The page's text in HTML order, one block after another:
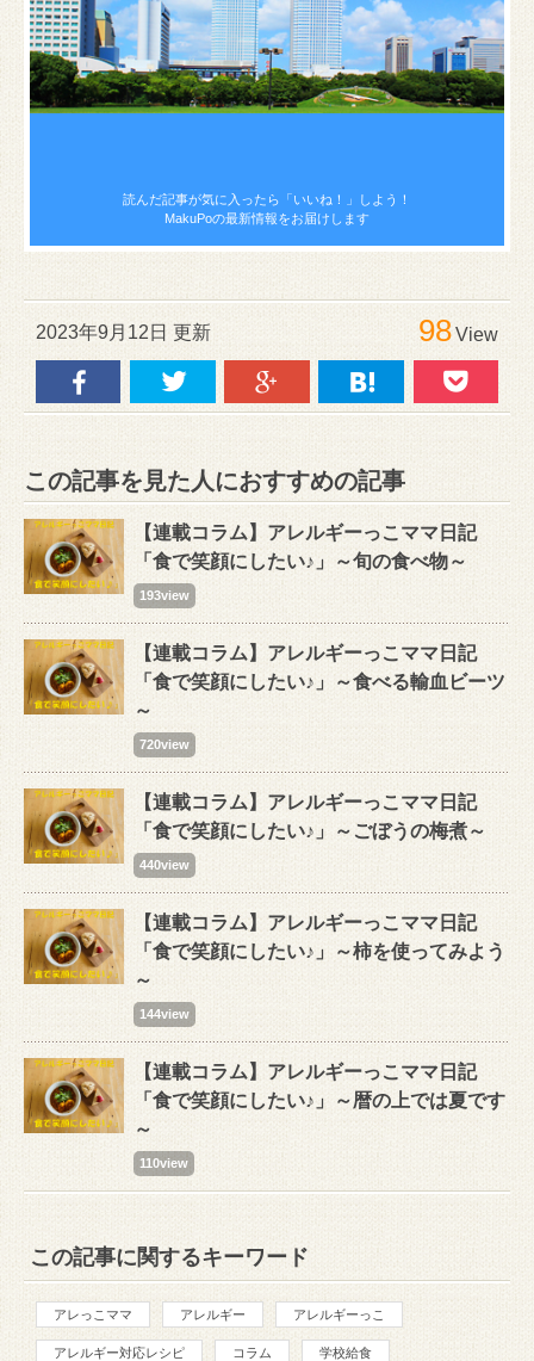
読んだ記事が気に入ったら 「いいね！」しよう！
MakuPoの最新情報をお届けします
2023年9月12日 更新 98View
この記事を見た人におすすめの記事
【連載コラム】アレルギーっこママ日記
「食で笑顔にしたい♪」～旬の食べ物～
193view
【連載コラム】アレルギーっこママ日記
「食で笑顔にしたい♪」～食べる輸血ビーツ
～
720view
【連載コラム】アレルギーっこママ日記
「食で笑顔にしたい♪」～ごぼうの梅煮～
440view
【連載コラム】アレルギーっこママ日記
「食で笑顔にしたい♪」～柿を使ってみよう
～
144view
【連載コラム】アレルギーっこママ日記
「食で笑顔にしたい♪」～暦の上では夏です
～
110view
この記事に関するキーワード
アレっこママ アレルギー アレルギーっこ
アレルギー対応レシピ コラム 学校給食